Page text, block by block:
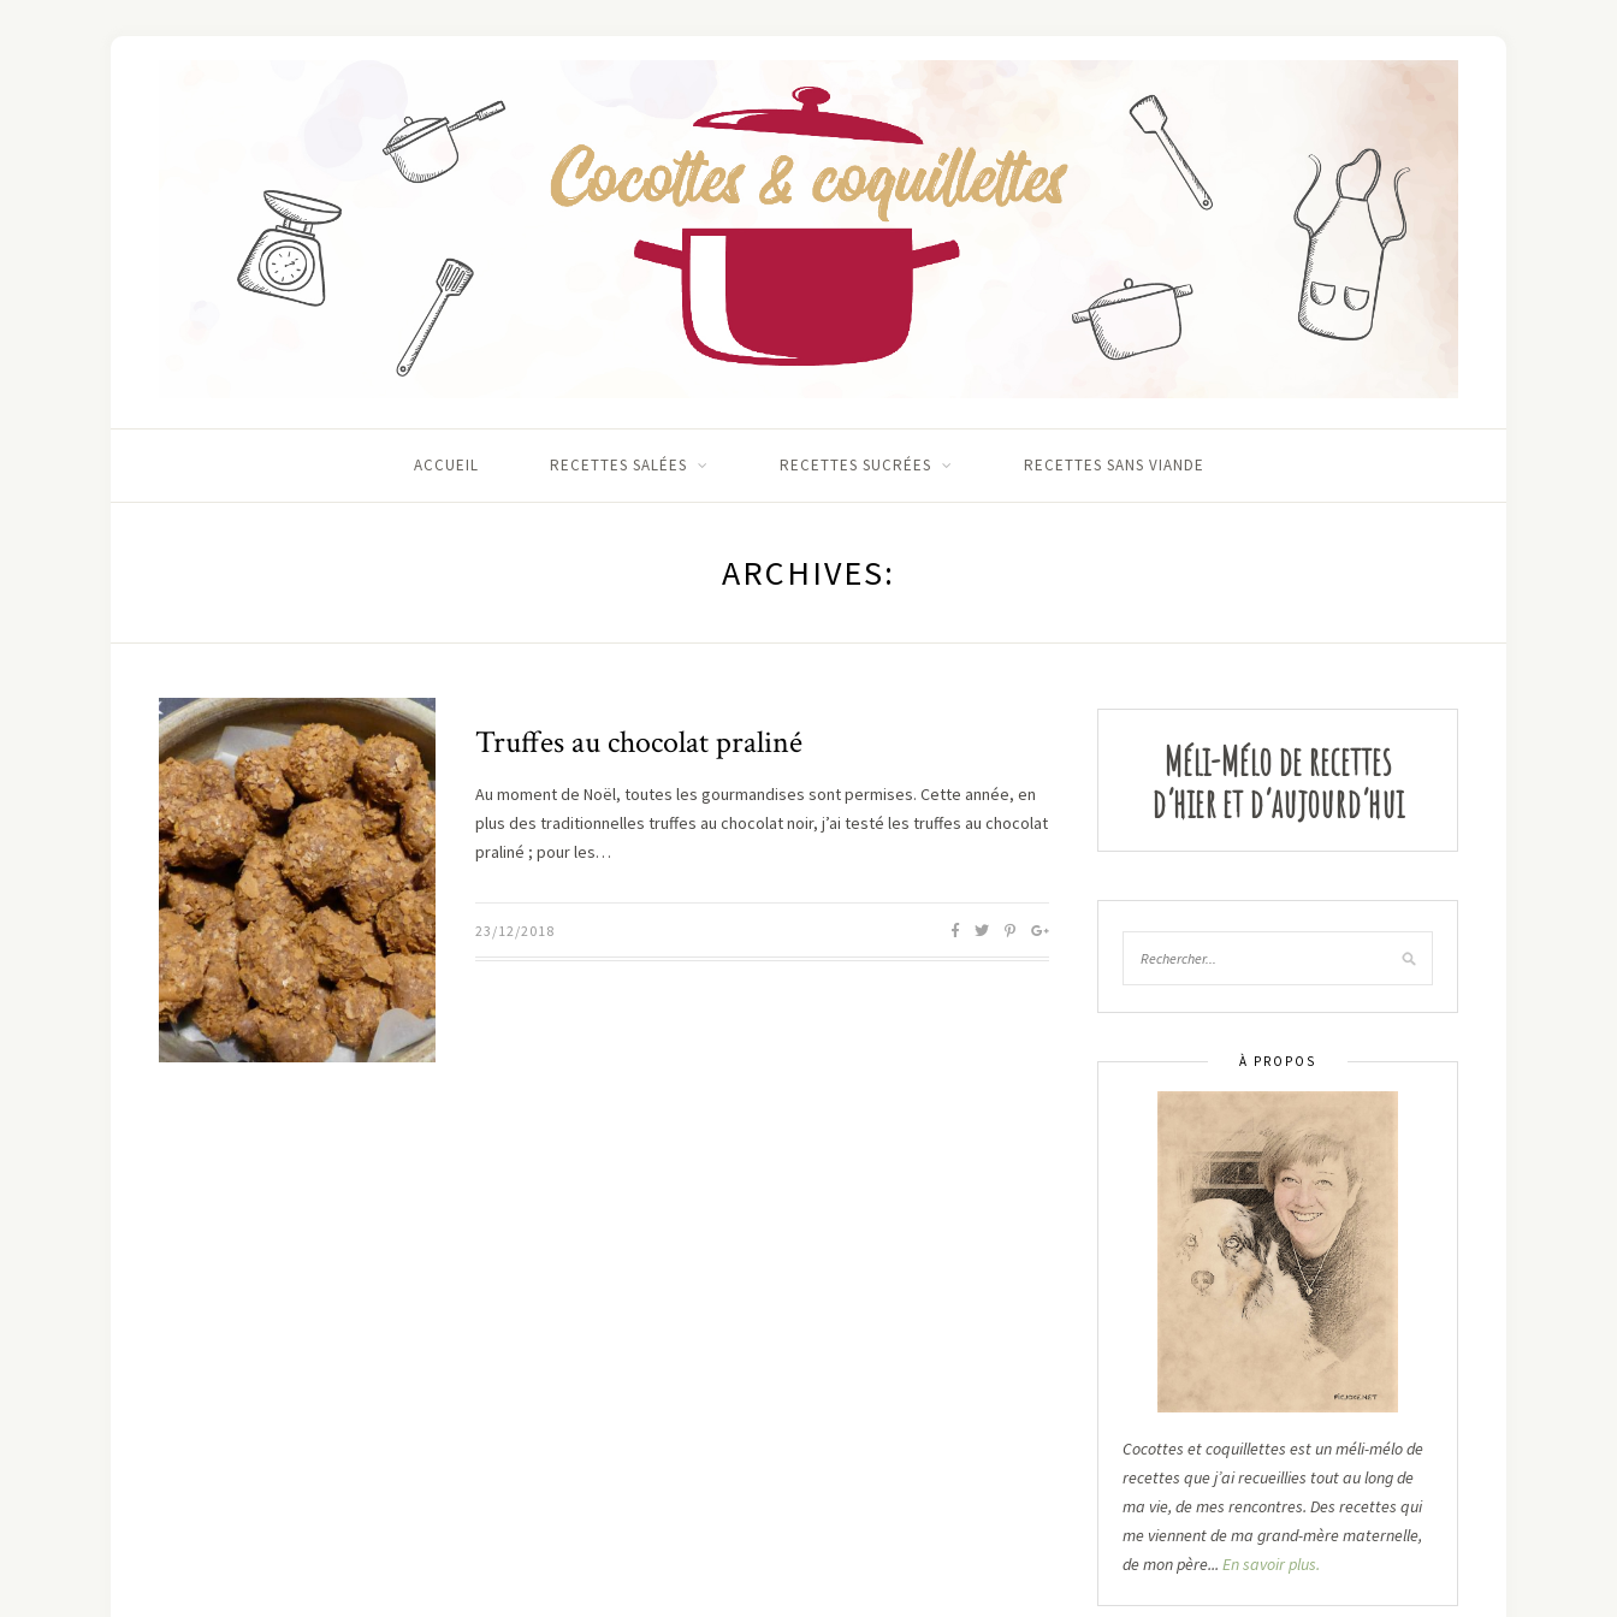
ACCUEIL RECETTES SALÉES RECETTES SUCRÉES RECETTES SANS VIANDE
ARCHIVES:
Truffes au chocolat praliné
Au moment de Noël, toutes les gourmandises sont permises. Cette année, en
plus des traditionnelles truffes au chocolat noir, j’ai testé les truffes au chocolat
praliné ; pour les…
23/12/2018
Méli-Mélo de recettes
d’hier et d’aujourd’hui
À PROPOS
Cocottes et coquillettes est un méli-mélo de
recettes que j’ai recueillies tout au long de
ma vie, de mes rencontres. Des recettes qui
me viennent de ma grand-mère maternelle,
de mon père... En savoir plus.